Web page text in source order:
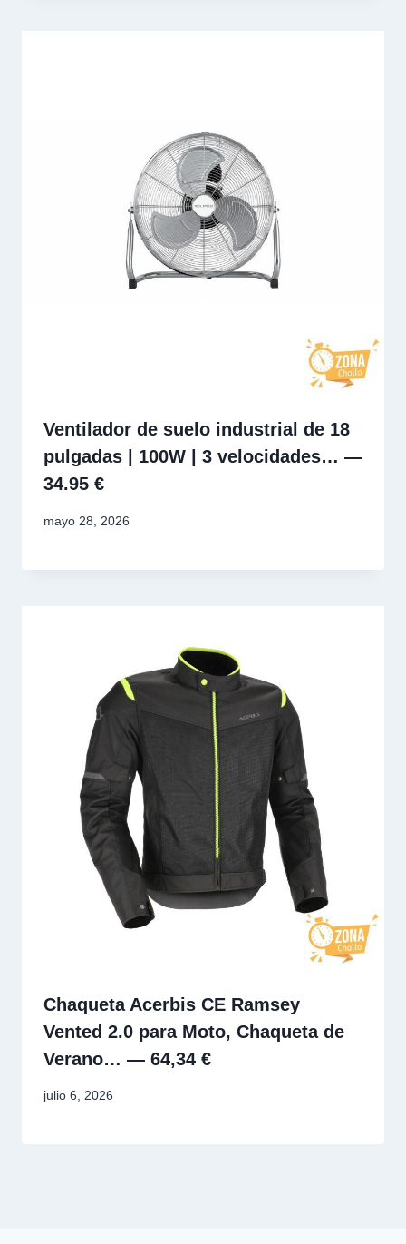
Ventilador de suelo industrial de 18
pulgadas | 100W | 3 velocidades… —
34.95 €
mayo 28, 2026
Chaqueta Acerbis CE Ramsey
Vented 2.0 para Moto, Chaqueta de
Verano… — 64,34 €
julio 6, 2026